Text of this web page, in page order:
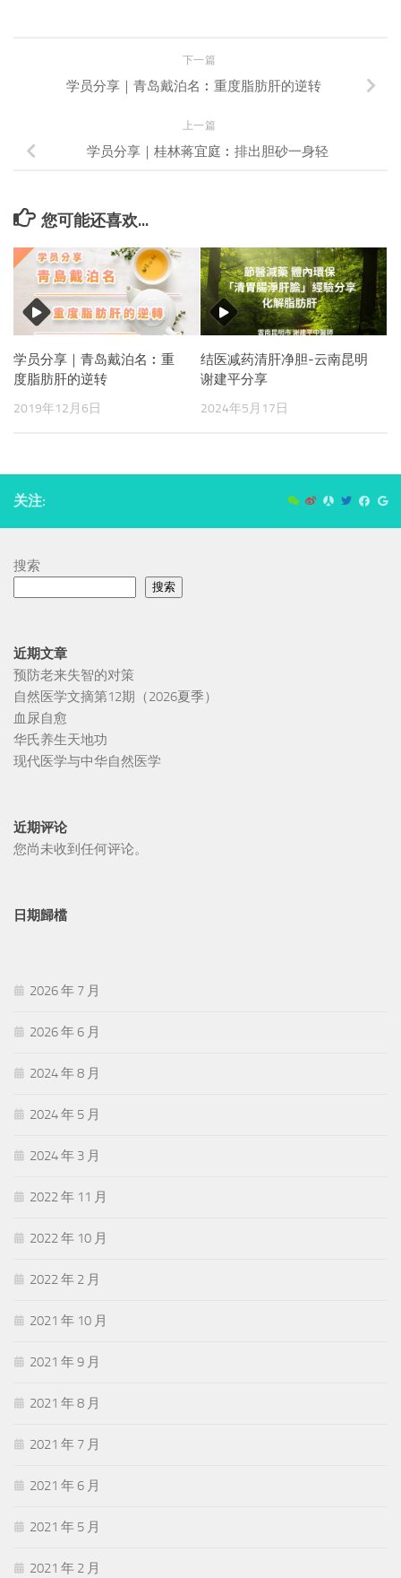
下一篇
学员分享｜青岛戴泊名︰重度脂肪肝的逆转
上一篇
学员分享｜桂林蒋宜庭︰排出胆砂一身轻
您可能还喜欢...
学员分享｜青岛戴泊名︰重
度脂肪肝的逆转
2019年12月6日
结医减药清肝净胆-云南昆明
谢建平分享
2024年5月17日
关注:
搜索
搜索
近期文章
预防老来失智的对策
自然医学文摘第12期（2026夏季）
血尿自愈
华氏养生天地功
现代医学与中华自然医学
近期评论
您尚未收到任何评论。
日期歸檔
2026 年 7 月
2026 年 6 月
2024 年 8 月
2024 年 5 月
2024 年 3 月
2022 年 11 月
2022 年 10 月
2022 年 2 月
2021 年 10 月
2021 年 9 月
2021 年 8 月
2021 年 7 月
2021 年 6 月
2021 年 5 月
2021 年 2 月